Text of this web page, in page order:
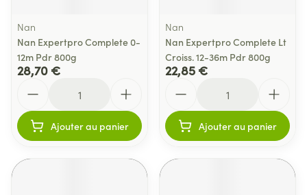
Nan
Nan Expertpro Complete 0-
12m Pdr 800g
28,70 €
Ajouter au panier
Nan
Nan Expertpro Complete Lt
Croiss. 12-36m Pdr 800g
22,85 €
Ajouter au panier